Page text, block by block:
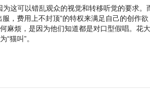
为这可以错乱观众的视觉和转移听觉的要求。
，费用上不封顶”的特权来满足自己的创作欲
麻烦，是因为他们知道都是对口型假唱。花
猫叫”。